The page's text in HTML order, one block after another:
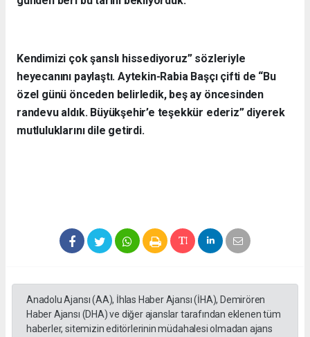
Kendimizi çok şanslı hissediyoruz” sözleriyle
heyecanını paylaştı. Aytekin-Rabia Başçı çifti de “Bu
özel günü önceden belirledik, beş ay öncesinden
randevu aldık. Büyükşehir’e teşekkür ederiz” diyerek
mutluluklarını dile getirdi.
Anadolu Ajansı (AA), İhlas Haber Ajansı (İHA), Demirören
Haber Ajansı (DHA) ve diğer ajanslar tarafından eklenen tüm
haberler, sitemizin editörlerinin müdahalesi olmadan ajans